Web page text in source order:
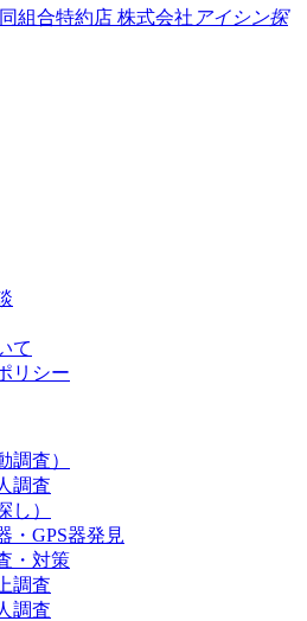
組合特約店 株式会社 アイシン探
て
リシー
調査）
調査
し）
・GPS器発見
・対策
調査
調査